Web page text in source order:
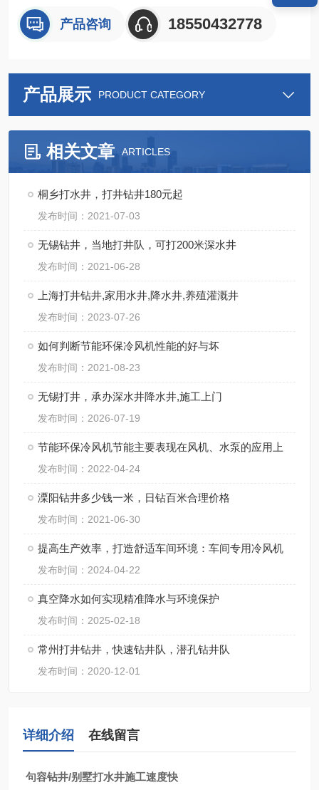
产品咨询 18550432778
产品展示 PRODUCT CATEGORY
相关文章 ARTICLES
桐乡打水井，打井钻井180元起
发布时间：2021-07-03
无锡钻井，当地打井队，可打200米深水井
发布时间：2021-06-28
上海打井钻井,家用水井,降水井,养殖灌溉井
发布时间：2023-07-26
如何判断节能环保冷风机性能的好与坏
发布时间：2021-08-23
无锡打井，承办深水井降水井,施工上门
发布时间：2026-07-19
节能环保冷风机节能主要表现在风机、水泵的应用上
发布时间：2022-04-24
溧阳钻井多少钱一米，日钻百米合理价格
发布时间：2021-06-30
提高生产效率，打造舒适车间环境：车间专用冷风机
发布时间：2024-04-22
真空降水如何实现精准降水与环境保护
发布时间：2025-02-18
常州打井钻井，快速钻井队，潜孔钻井队
发布时间：2020-12-01
详细介绍 在线留言
句容钻井/别墅打水井施工速度快